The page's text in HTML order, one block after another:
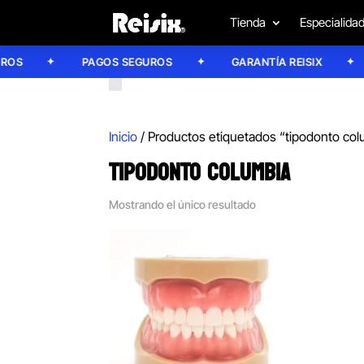
Tienda
PAGOS SEGUROS GARANTÍA REISIX
Inicio / Productos etiquetados “tipodonto
TIPODONTO COLUMBIA
Mostrando el único resultado